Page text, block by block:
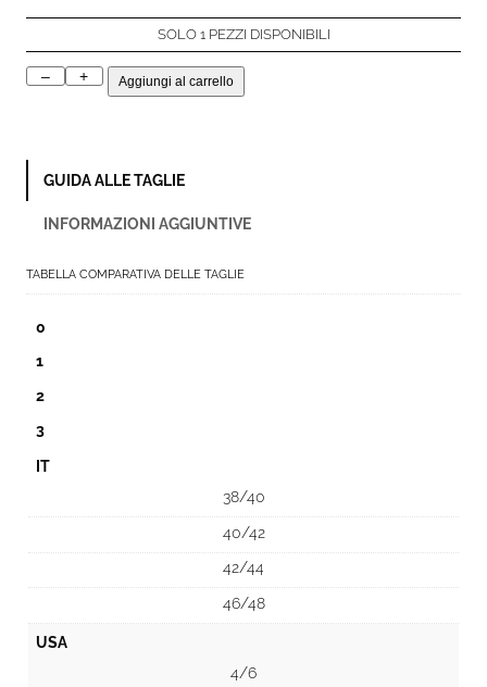
SOLO 1 PEZZI DISPONIBILI
–
La
Lino
quantità
+ Aggiungi al carrello
GUIDA ALLE TAGLIE
INFORMAZIONI AGGIUNTIVE
TABELLA COMPARATIVA DELLE TAGLIE
0
1
2
3
IT
38/40
40/42
42/44
46/48
USA
4/6